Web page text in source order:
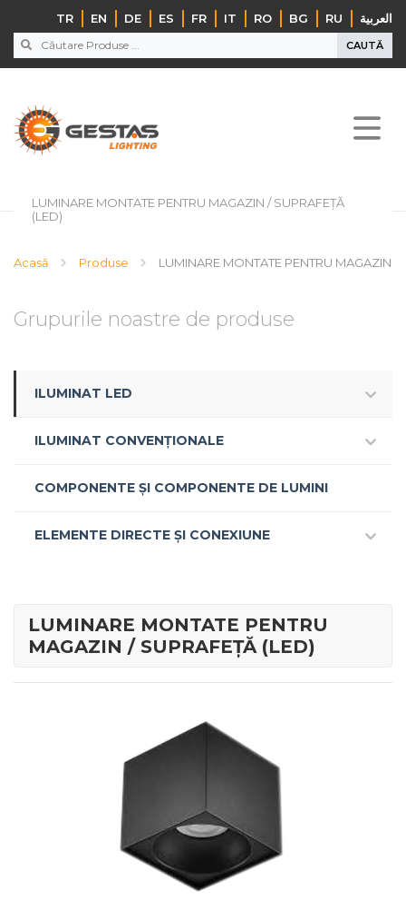
TR EN DE ES FR IT RO BG RU ‏العربية‏
CAUTĂ
LUMINARE MONTATE PENTRU MAGAZIN / SUPRAFEȚĂ
(LED)
Acasă Produse LUMINARE MONTATE PENTRU MAGAZIN /
Grupurile noastre de produse
ILUMINAT LED
ILUMINAT CONVENȚIONALE
COMPONENTE ȘI COMPONENTE DE LUMINI
ELEMENTE DIRECTE ȘI CONEXIUNE
LUMINARE MONTATE PENTRU
MAGAZIN / SUPRAFEȚĂ (LED)